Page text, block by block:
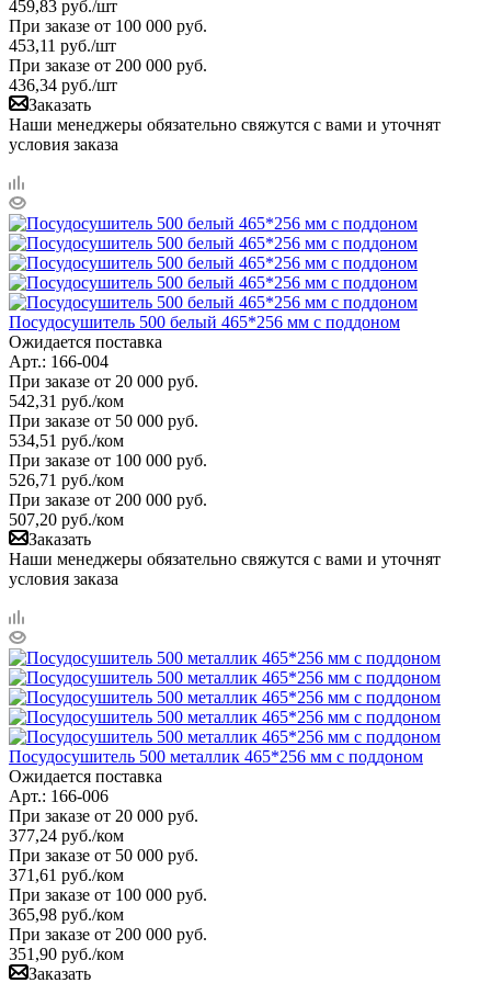
459,83 руб./шт
При заказе от 100 000 руб.
453,11 руб./шт
При заказе от 200 000 руб.
436,34 руб./шт
Заказать
Наши менеджеры обязательно свяжутся с вами и уточнят
условия заказа
Посудосушитель 500 белый 465*256 мм с поддоном
Ожидается поставка
Арт.: 166-004
При заказе от 20 000 руб.
542,31 руб./ком
При заказе от 50 000 руб.
534,51 руб./ком
При заказе от 100 000 руб.
526,71 руб./ком
При заказе от 200 000 руб.
507,20 руб./ком
Заказать
Наши менеджеры обязательно свяжутся с вами и уточнят
условия заказа
Посудосушитель 500 металлик 465*256 мм с поддоном
Ожидается поставка
Арт.: 166-006
При заказе от 20 000 руб.
377,24 руб./ком
При заказе от 50 000 руб.
371,61 руб./ком
При заказе от 100 000 руб.
365,98 руб./ком
При заказе от 200 000 руб.
351,90 руб./ком
Заказать